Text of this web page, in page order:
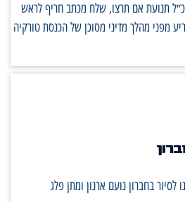
תנועת אם תרצו, שלח מכתב חריף לראש
מפני מהלך מדיני מסוכן של הכנסת טורקיה
בחברון נועם ארנון ומתן פלג